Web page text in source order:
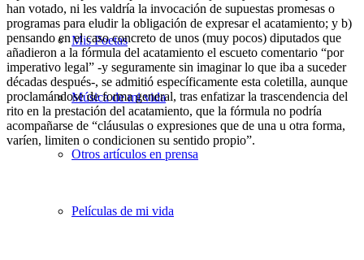
Mis Poetas
Música de mi vida
Otros artículos en prensa
Películas de mi vida
han votado, ni les valdría la invocación de supuestas promesas o
programas para eludir la obligación de expresar el acatamiento; y b)
pensando en el caso concreto de unos (muy pocos) diputados que
añadieron a la fórmula del acatamiento el escueto comentario “por
imperativo legal” -y seguramente sin imaginar lo que iba a suceder
décadas después-, se admitió específicamente esta coletilla, aunque
proclamándose de forma general, tras enfatizar la trascendencia del
rito en la prestación del acatamiento, que la fórmula no podría
acompañarse de “cláusulas o expresiones que de una u otra forma,
varíen, limiten o condicionen su sentido propio”.